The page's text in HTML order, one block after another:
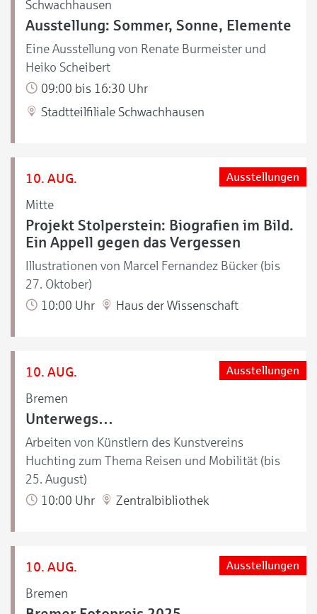
Schwachhausen
Ausstellung: Sommer, Sonne, Elemente
Eine Ausstellung von Renate Burmeister und
Heiko Scheibert
09:00 bis 16:30 Uhr
Stadtteilfiliale Schwachhausen
10. AUG.
Mitte
Ausstellungen
Projekt Stolperstein: Biografien im Bild.
Ein Appell gegen das Vergessen
Illustrationen von Marcel Fernandez Bücker (bis
27. Oktober)
10:00 Uhr
Haus der Wissenschaft
10. AUG.
Bremen
Ausstellungen
Unterwegs…
Arbeiten von Künstlern des Kunstvereins
Huchting zum Thema Reisen und Mobilität (bis
25. August)
10:00 Uhr
Zentralbibliothek
10. AUG.
Bremen
Ausstellungen